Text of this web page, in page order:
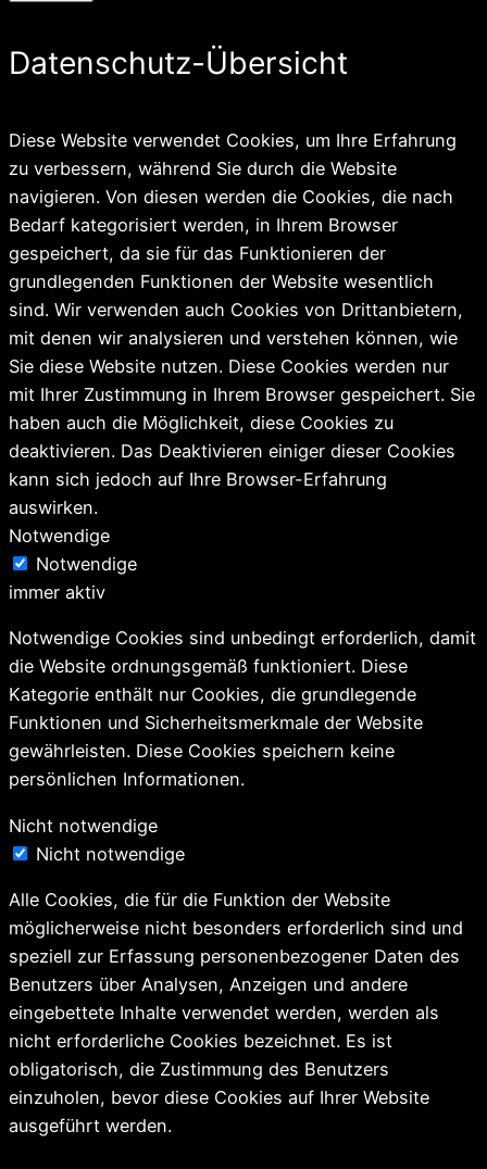
Datenschutz-Übersicht
Diese Website verwendet Cookies, um Ihre Erfahrung
zu verbessern, während Sie durch die Website
navigieren. Von diesen werden die Cookies, die nach
Bedarf kategorisiert werden, in Ihrem Browser
gespeichert, da sie für das Funktionieren der
grundlegenden Funktionen der Website wesentlich
sind. Wir verwenden auch Cookies von Drittanbietern,
mit denen wir analysieren und verstehen können, wie
Sie diese Website nutzen. Diese Cookies werden nur
mit Ihrer Zustimmung in Ihrem Browser gespeichert. Sie
haben auch die Möglichkeit, diese Cookies zu
deaktivieren. Das Deaktivieren einiger dieser Cookies
kann sich jedoch auf Ihre Browser-Erfahrung
auswirken.
Notwendige
Notwendige
immer aktiv
Notwendige Cookies sind unbedingt erforderlich, damit
die Website ordnungsgemäß funktioniert. Diese
Kategorie enthält nur Cookies, die grundlegende
Funktionen und Sicherheitsmerkmale der Website
gewährleisten. Diese Cookies speichern keine
persönlichen Informationen.
Nicht notwendige
Nicht notwendige
Alle Cookies, die für die Funktion der Website
möglicherweise nicht besonders erforderlich sind und
speziell zur Erfassung personenbezogener Daten des
Benutzers über Analysen, Anzeigen und andere
eingebettete Inhalte verwendet werden, werden als
nicht erforderliche Cookies bezeichnet. Es ist
obligatorisch, die Zustimmung des Benutzers
einzuholen, bevor diese Cookies auf Ihrer Website
ausgeführt werden.